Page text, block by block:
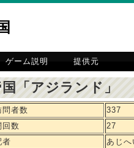
ゲーム説明 提供元
国「アジランド」
問者数
337
回数
27
者
あじへ